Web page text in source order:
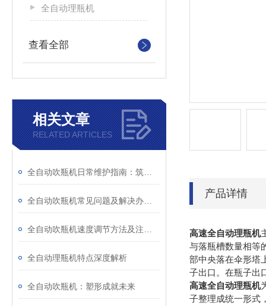
全自动理瓶机
查看全部
相关文章
RELATED ARTICLES
全自动理瓶机特点深度解析
全自动吹瓶机：塑形成就未来
产品详情
高速全自动理瓶机
与落瓶槽数量相等
部中央落在伞形塔
子出口。在瓶子出
高速全自动理瓶机
子整理成统一形式